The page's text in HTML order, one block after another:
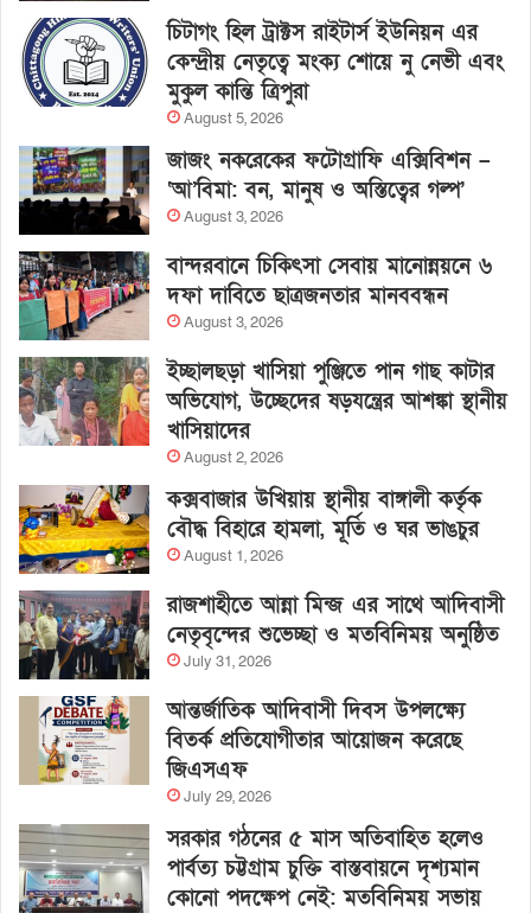
চিটাগং হিল ট্রাক্টস রাইটার্স ইউনিয়ন এর
কেন্দ্রীয় নেতৃত্বে মংক্য শোয়ে নু নেভী এবং
মুকুল কান্তি ত্রিপুরা
August 5, 2026
জাজং নকরেকের ফটোগ্রাফি এক্সিবিশন –
‘আ’বিমা: বন, মানুষ ও অস্তিত্বের গল্প’
August 3, 2026
বান্দরবানে চিকিৎসা সেবায় মানোন্নয়নে ৬
দফা দাবিতে ছাত্রজনতার মানববন্ধন
August 3, 2026
ইচ্ছালছড়া খাসিয়া পুঞ্জিতে পান গাছ কাটার
অভিযোগ, উচ্ছেদের ষড়যন্ত্রের আশঙ্কা স্থানীয়
খাসিয়াদের
August 2, 2026
কক্সবাজার উখিয়ায় স্থানীয় বাঙ্গালী কর্তৃক
বৌদ্ধ বিহারে হামলা, মূর্তি ও ঘর ভাঙচুর
August 1, 2026
রাজশাহীতে আন্না মিন্জ এর সাথে আদিবাসী
নেতৃবৃন্দের শুভেচ্ছা ও মতবিনিময় অনুষ্ঠিত
July 31, 2026
আন্তর্জাতিক আদিবাসী দিবস উপলক্ষ্যে
বিতর্ক প্রতিযোগীতার আয়োজন করেছে
জিএসএফ
July 29, 2026
সরকার গঠনের ৫ মাস অতিবাহিত হলেও
পার্বত্য চট্টগ্রাম চুক্তি বাস্তবায়নে দৃশ্যমান
কোনো পদক্ষেপ নেই: মতবিনিময় সভায়